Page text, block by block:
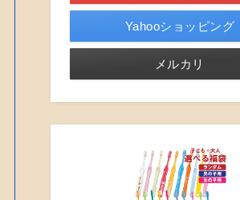
Yahooショッピング
メルカリ